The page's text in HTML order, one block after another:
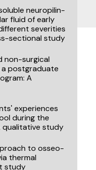
neuropilin-
fluid of early
severities
sectional study
non-surgical
postgraduate
A
experiences
during the
qualitative study
to osseo-
thermal
study